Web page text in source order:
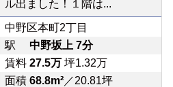
ル出ました！１階は...
中野区本町2丁目
駅 中野坂上 7分
賃料 27.5万坪1.32万
面積 68.8m²／20.81坪